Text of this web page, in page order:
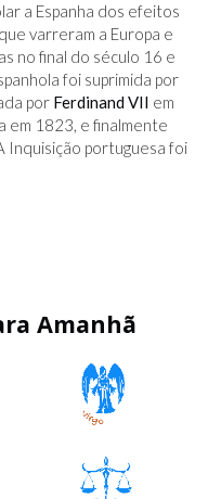
a Espanha dos efeitos
varreram a Europa e
no final do século 16 e
foi suprimida por
por Ferdinand VII em
em 1823, e finalmente
Inquisição portuguesa foi
Amanhã